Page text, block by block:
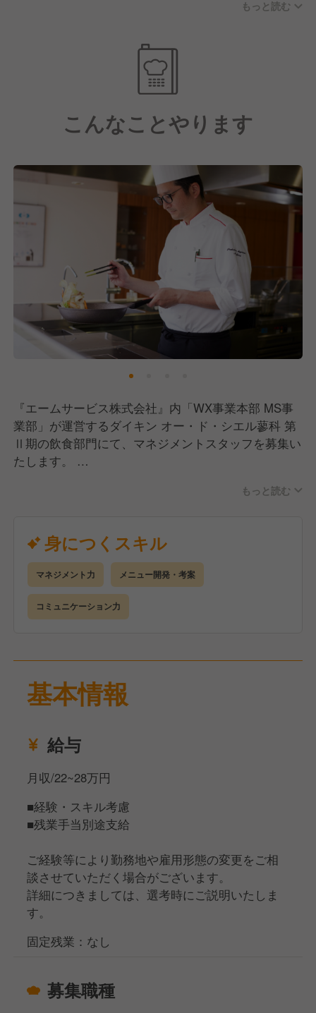
お休みに関しては年間休日122日(月8〜11日休み)、実
働8時間/日の実施をおこない、残業代も別途支給とな
さらに子育て支援や各種手当も充実している点や、産
業医・保健師を中心に健康支援を徹底し、一人ひとり
が健康でいられるように様々な取り組みをおこなって
ょう。
【しっかりとスキルアップ・キャリアアップもできま
そして私たちは日本最大級の給食・ホスピタリティサ
ービス企業として在り続けています。
これには今働いてくれている社員一人ひとりの成長が
あってこそだと考えており、だからこそスキルアッ
プ・キャリアアップの環境づくりに力を入れていま
企業内学校「わたしアカデミー」では、オンラインと
対面を組み合わせた充実の研修制度を用意していま
す。
メニュープランや基礎栄養はもちろん、様々なジャン
ルの学びを提供しており、資格取得支援制度も充実。
特に管理栄養士取得支援プログラムは多くの社員に活
な料理を扱うからこそ、数多くの料理をマスターでき
る環境があります。
メニュープランニング・盛り付け・調理からマーケテ
ィングまで、様々な場面でアイデアを発揮していただ
ける、幅広いキャリアを描ける会社です。
もっと読む
こんなことやります
『エームサービス株式会社』内「WX事業本部 MS事
業部」が運営するダイキン オー・ド・シエル蓼科 第
Ⅱ期の飲食部門にて、マネジメントスタッフを募集い
たします。
飲食店などで店長経験がある方や、アルバイトスタッ
ン能力に自信がある方などなど、お待ちしておりま
す！
【業務内容】
施設全体の運営やクライアントとの打ち合わせ、イベ
ントのサポート等をお任せ予定です。
任せする場合があります。
んか？
もっと読む
身につくスキル
マネジメント力 メニュー開発・考案
コミュニケーション力
基本情報
給与
月収/22~28万円
■経験・スキル考慮
■残業手当別途支給
ご経験等により勤務地や雇用形態の変更をご相
談させていただく場合がございます。
詳細につきましては、選考時にご説明いたしま
す。
固定残業：なし
募集職種